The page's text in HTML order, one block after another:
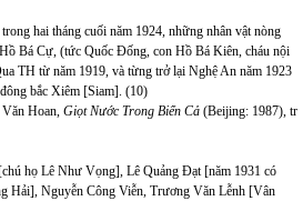
hai tháng cuối năm 1924, những nhân vật nòng
Bá Cự, (tức Quốc Đống, con Hồ Bá Kiên, cháu nội
TH từ năm 1919, và từng trở lại Nghệ An năm 1923
bắc Xiêm [Siam]. (10)
Hoan, Giọt Nước Trong Biển Cả (Beijing: 1987), tr
họ Lê Như Vọng], Lê Quảng Đạt [năm 1931 có
Hải], Nguyễn Công Viễn, Trương Văn Lễnh [Vân